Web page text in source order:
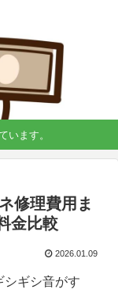
います。
修理費用ま
金比較
2026.01.09
シギシ音がす